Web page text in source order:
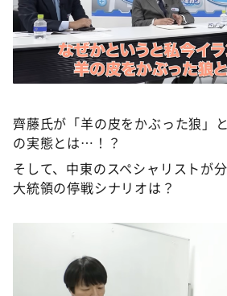
齊藤氏が「羊の皮をかぶった狼」
の実態とは…！？
そして、中東のスペシャリストが
大統領の停戦シナリオは？